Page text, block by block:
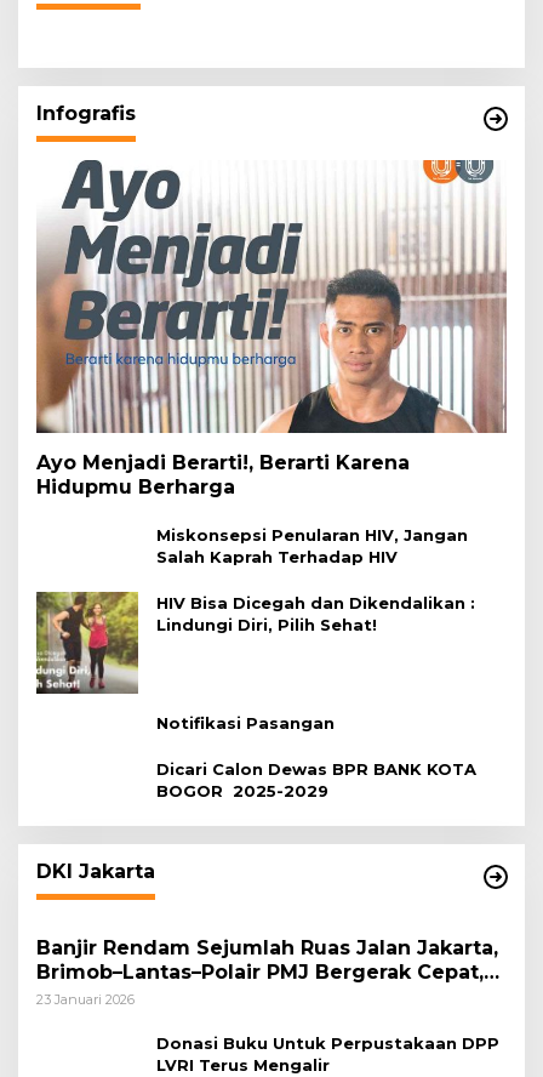
Infografis
Ayo Menjadi Berarti!, Berarti Karena
Hidupmu Berharga
Miskonsepsi Penularan HIV, Jangan
Salah Kaprah Terhadap HIV
HIV Bisa Dicegah dan Dikendalikan :
Lindungi Diri, Pilih Sehat!
Notifikasi Pasangan
Dicari Calon Dewas BPR BANK KOTA
BOGOR 2025-2029
DKI Jakarta
Banjir Rendam Sejumlah Ruas Jalan Jakarta,
Brimob–Lantas–Polair PMJ Bergerak Cepat,
Polri Siagakan 128.247 Personel Secara
23 Januari 2026
Donasi Buku Untuk Perpustakaan DPP
LVRI Terus Mengalir